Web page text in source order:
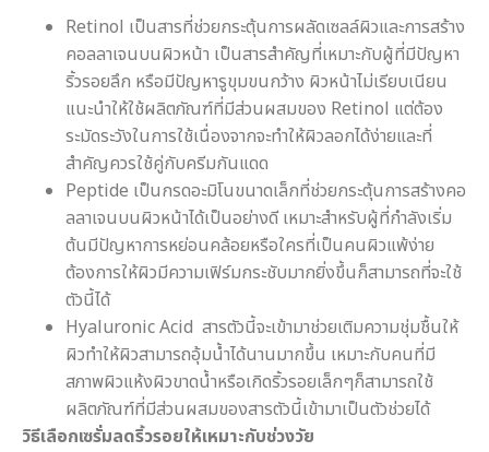
Retinol เป็นสารที่ช่วยกระตุ้นการผลัดเซลล์ผิวและการสร้าง
คอลลาเจนบนผิวหน้า เป็นสารสำคัญที่เหมาะกับผู้ที่มีปัญหา
ริ้วรอยลึก หรือมีปัญหารูขุมขนกว้าง ผิวหน้าไม่เรียบเนียน
แนะนำให้ใช้ผลิตภัณฑ์ที่มีส่วนผสมของ Retinol แต่ต้อง
ระมัดระวังในการใช้เนื่องจากจะทำให้ผิวลอกได้ง่ายและที่
สำคัญควรใช้คู่กับครีมกันแดด
Peptide เป็นกรดอะมิโนขนาดเล็กที่ช่วยกระตุ้นการสร้างคอ
ลลาเจนบนผิวหน้าได้เป็นอย่างดี เหมาะสำหรับผู้ที่กำลังเริ่ม
ต้นมีปัญหาการหย่อนคล้อยหรือใครที่เป็นคนผิวแพ้ง่าย
ต้องการให้ผิวมีความเฟิร์มกระชับมากยิ่งขึ้นก็สามารถที่จะใช้
ตัวนี้ได้
Hyaluronic Acid สารตัวนี้จะเข้ามาช่วยเติมความชุ่มชื้นให้
ผิวทำให้ผิวสามารถอุ้มน้ำได้นานมากขึ้น เหมาะกับคนที่มี
สภาพผิวแห้งผิวขาดน้ำหรือเกิดริ้วรอยเล็กๆก็สามารถใช้
ผลิตภัณฑ์ที่มีส่วนผสมของสารตัวนี้เข้ามาเป็นตัวช่วยได้
วิธีเลือกเซรั่มลดริ้วรอยให้เหมาะกับช่วงวัย